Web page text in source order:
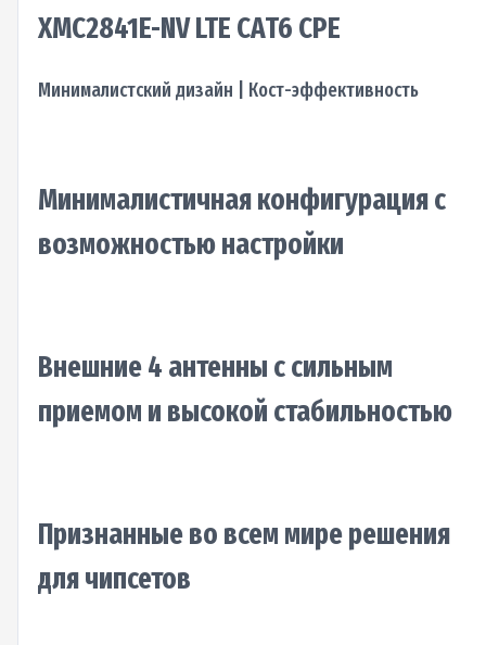
XMC2841E-NV LTE CAT6 CPE
Минималистский дизайн | Кост-эффективность
Минималистичная конфигурация с
возможностью настройки
Внешние 4 антенны с сильным
приемом и высокой стабильностью
Признанные во всем мире решения
для чипсетов